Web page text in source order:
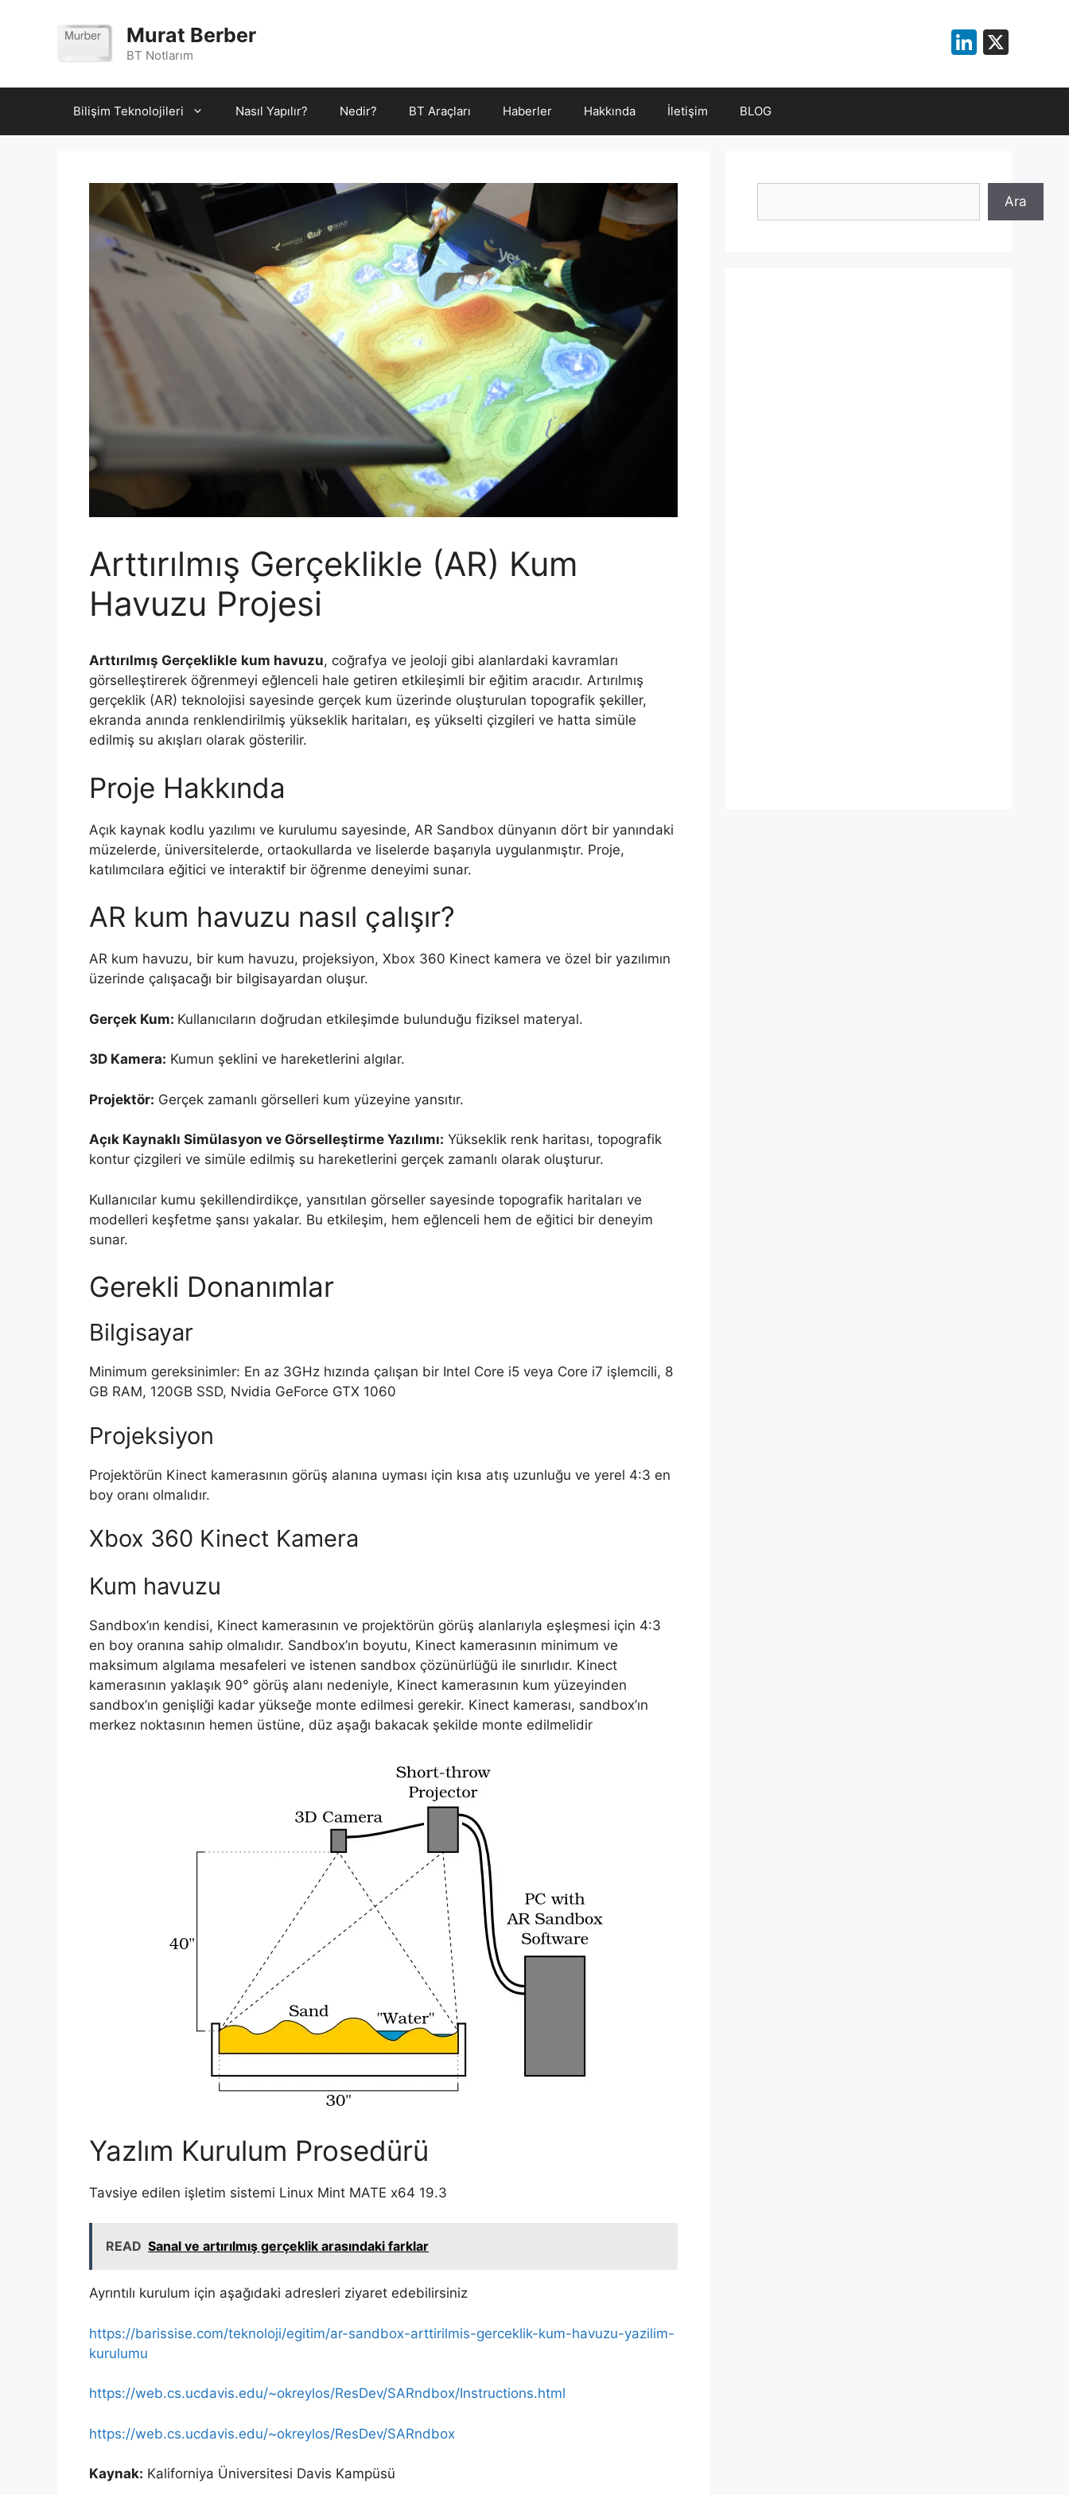
Murat Berber
BT Notlarım
Bilişim Teknolojileri Nasıl Yapılır? Nedir? BT Araçları Haberler Hakkında İletişim BLOG
Arttırılmış Gerçeklikle (AR) Kum
Havuzu Projesi
Arttırılmış Gerçeklikle kum havuzu, coğrafya ve jeoloji gibi alanlardaki kavramları
görselleştirerek öğrenmeyi eğlenceli hale getiren etkileşimli bir eğitim aracıdır. Artırılmış
gerçeklik (AR) teknolojisi sayesinde gerçek kum üzerinde oluşturulan topografik şekiller,
ekranda anında renklendirilmiş yükseklik haritaları, eş yükselti çizgileri ve hatta simüle
edilmiş su akışları olarak gösterilir.
Proje Hakkında
Açık kaynak kodlu yazılımı ve kurulumu sayesinde, AR Sandbox dünyanın dört bir yanındaki
müzelerde, üniversitelerde, ortaokullarda ve liselerde başarıyla uygulanmıştır. Proje,
katılımcılara eğitici ve interaktif bir öğrenme deneyimi sunar.
AR kum havuzu nasıl çalışır?
AR kum havuzu, bir kum havuzu, projeksiyon, Xbox 360 Kinect kamera ve özel bir yazılımın
üzerinde çalışacağı bir bilgisayardan oluşur.
Gerçek Kum: Kullanıcıların doğrudan etkileşimde bulunduğu fiziksel materyal.
3D Kamera: Kumun şeklini ve hareketlerini algılar.
Projektör: Gerçek zamanlı görselleri kum yüzeyine yansıtır.
Açık Kaynaklı Simülasyon ve Görselleştirme Yazılımı: Yükseklik renk haritası, topografik
kontur çizgileri ve simüle edilmiş su hareketlerini gerçek zamanlı olarak oluşturur.
Kullanıcılar kumu şekillendirdikçe, yansıtılan görseller sayesinde topografik haritaları ve
modelleri keşfetme şansı yakalar. Bu etkileşim, hem eğlenceli hem de eğitici bir deneyim
sunar.
Gerekli Donanımlar
Bilgisayar
Minimum gereksinimler: En az 3GHz hızında çalışan bir Intel Core i5 veya Core i7 işlemcili, 8
GB RAM, 120GB SSD, Nvidia GeForce GTX 1060
Projeksiyon
Projektörün Kinect kamerasının görüş alanına uyması için kısa atış uzunluğu ve yerel 4:3 en
boy oranı olmalıdır.
Xbox 360 Kinect Kamera
Kum havuzu
Sandbox’ın kendisi, Kinect kamerasının ve projektörün görüş alanlarıyla eşleşmesi için 4:3
en boy oranına sahip olmalıdır. Sandbox’ın boyutu, Kinect kamerasının minimum ve
maksimum algılama mesafeleri ve istenen sandbox çözünürlüğü ile sınırlıdır. Kinect
kamerasının yaklaşık 90° görüş alanı nedeniyle, Kinect kamerasının kum yüzeyinden
sandbox’ın genişliği kadar yükseğe monte edilmesi gerekir. Kinect kamerası, sandbox’ın
merkez noktasının hemen üstüne, düz aşağı bakacak şekilde monte edilmelidir
Yazlım Kurulum Prosedürü
Tavsiye edilen işletim sistemi Linux Mint MATE x64 19.3
READ Sanal ve artırılmış gerçeklik arasındaki farklar
Ayrıntılı kurulum için aşağıdaki adresleri ziyaret edebilirsiniz
https://barissise.com/teknoloji/egitim/ar-sandbox-arttirilmis-gerceklik-kum-havuzu-yazilim-
kurulumu
https://web.cs.ucdavis.edu/~okreylos/ResDev/SARndbox/Instructions.html
https://web.cs.ucdavis.edu/~okreylos/ResDev/SARndbox
Kaynak: Kaliforniya Üniversitesi Davis Kampüsü
Ara